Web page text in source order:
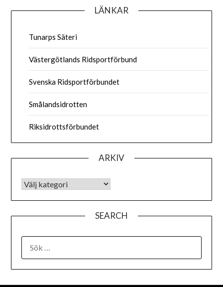
LÄNKAR
Tunarps Säteri
Västergötlands Ridsportförbund
Svenska Ridsportförbundet
Smålandsidrotten
Riksidrottsförbundet
ARKIV
ARKIV
SEARCH
EFTER: